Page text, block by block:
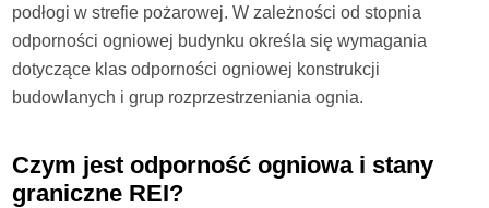
podłogi w strefie pożarowej. W zależności od stopnia
odporności ogniowej budynku określa się wymagania
dotyczące klas odporności ogniowej konstrukcji
budowlanych i grup rozprzestrzeniania ognia.
Czym jest odporność ogniowa i stany
graniczne REI?